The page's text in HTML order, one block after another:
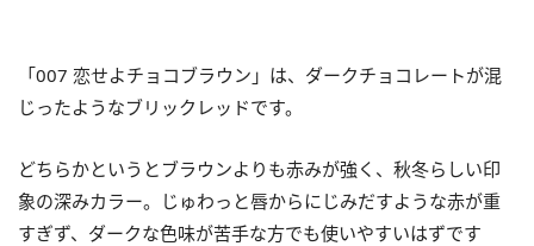
「007 恋せよチョコブラウン」は、ダークチョコレートが混
じったようなブリックレッドです。
どちらかというとブラウンよりも赤みが強く、秋冬らしい印
象の深みカラー。じゅわっと唇からにじみだすような赤が重
すぎず、ダークな色味が苦手な方でも使いやすいはずです